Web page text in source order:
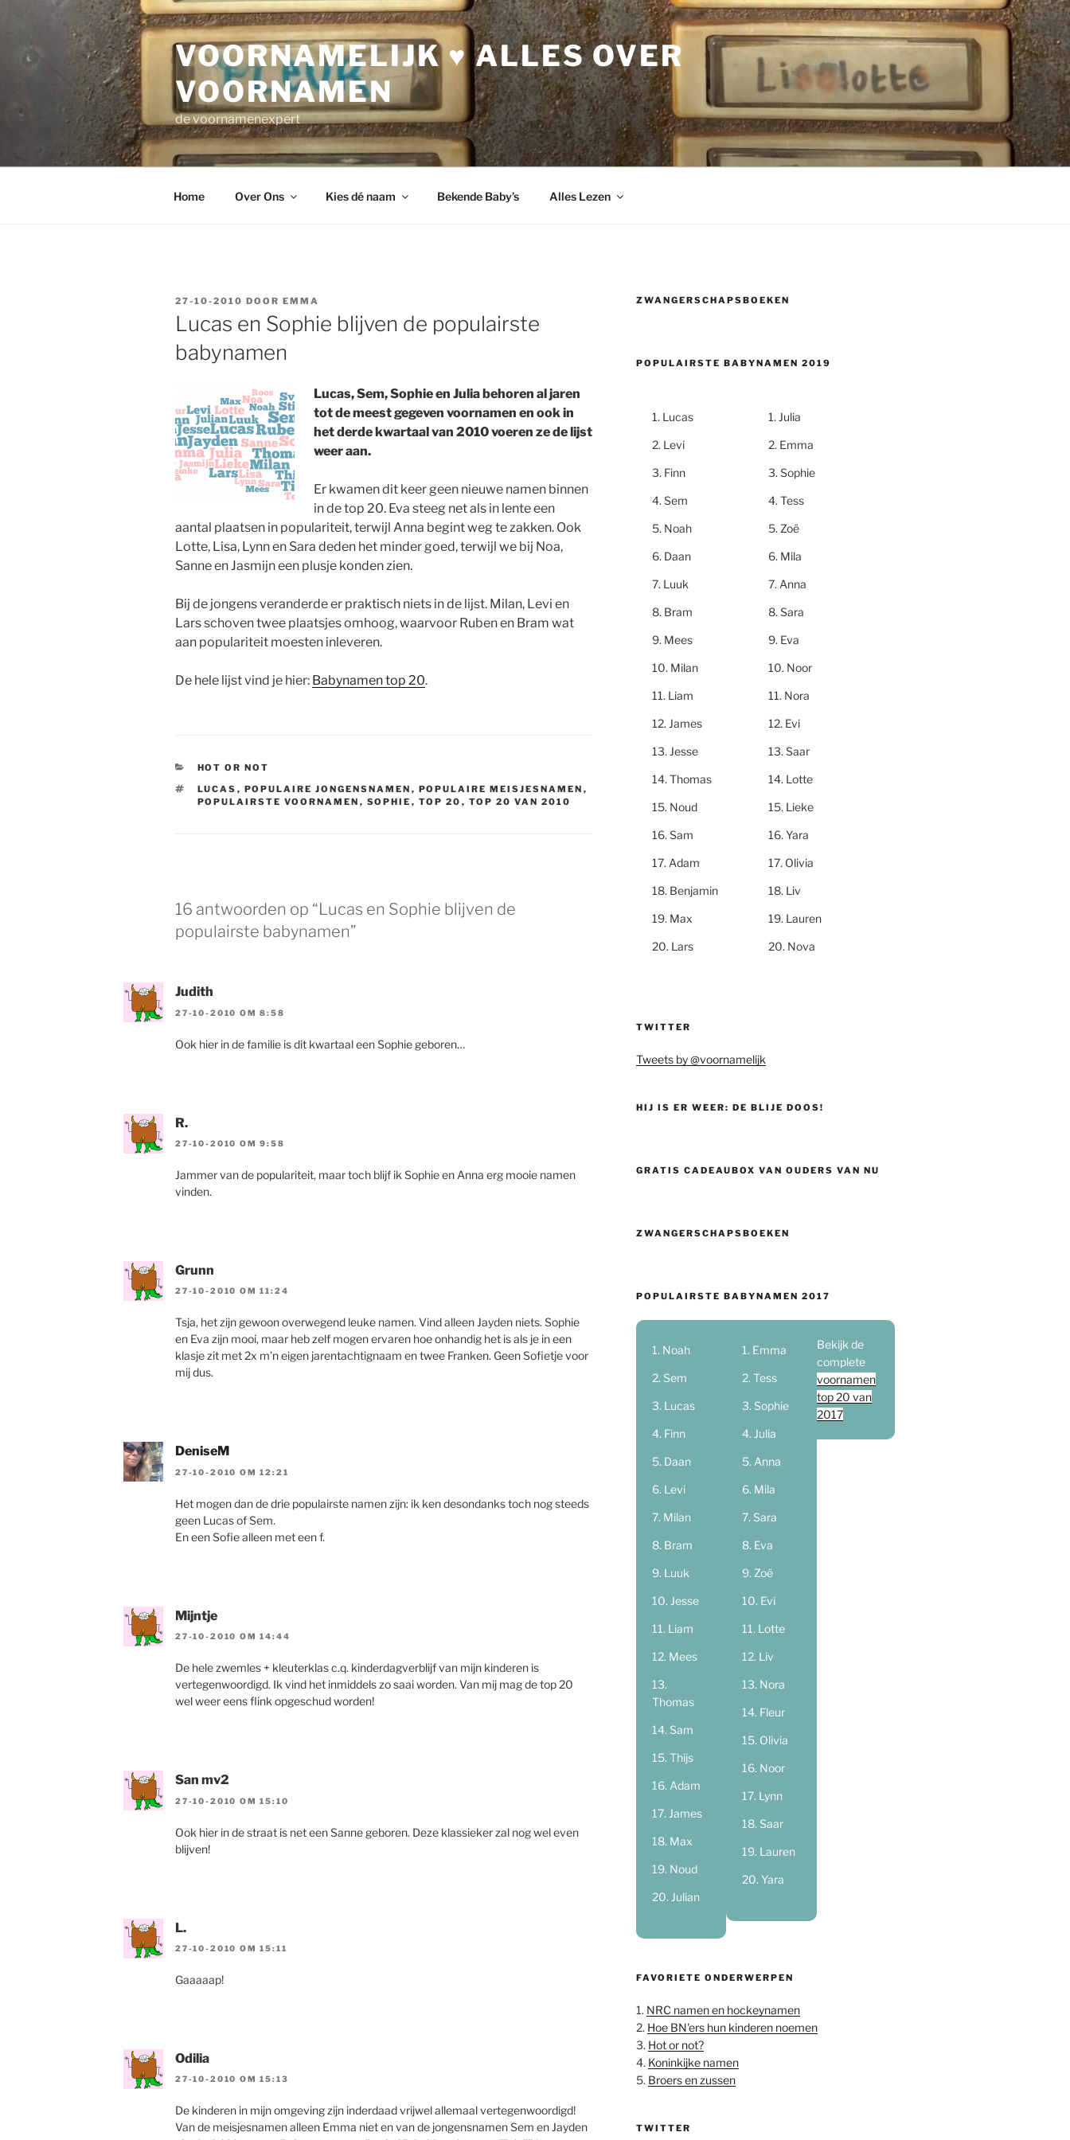
inhoud
VOORNAMELIJK ♥ ALLES OVER
VOORNAMEN
de voornamenexpert
Home Over Ons Kies dé naam Bekende Baby’s Alles Lezen
GEPLAATST
OP
27-10-2010 DOOR EMMA
Lucas en Sophie blijven de populairste
babynamen
Lucas, Sem, Sophie en Julia behoren al jaren
tot de meest gegeven voornamen en ook in
het derde kwartaal van 2010 voeren ze de lijst
weer aan.
Er kwamen dit keer geen nieuwe namen binnen
in de top 20. Eva steeg net als in lente een
aantal plaatsen in populariteit, terwijl Anna begint weg te zakken. Ook
Lotte, Lisa, Lynn en Sara deden het minder goed, terwijl we bij Noa,
Sanne en Jasmijn een plusje konden zien.
Bij de jongens veranderde er praktisch niets in de lijst. Milan, Levi en
Lars schoven twee plaatsjes omhoog, waarvoor Ruben en Bram wat
aan populariteit moesten inleveren.
De hele lijst vind je hier: Babynamen top 20.
CATEGORIEËN
HOT OR NOT
TAGS
LUCAS , POPULAIRE JONGENSNAMEN , POPULAIRE MEISJESNAMEN ,
POPULAIRSTE VOORNAMEN , SOPHIE , TOP 20 , TOP 20 VAN 2010
16 antwoorden op “Lucas en Sophie blijven de
populairste babynamen”
Judith
27-10-2010 OM 8:58
Ook hier in de familie is dit kwartaal een Sophie geboren…
R.
27-10-2010 OM 9:58
Jammer van de populariteit, maar toch blijf ik Sophie en Anna erg mooie namen
vinden.
Grunn
27-10-2010 OM 11:24
Tsja, het zijn gewoon overwegend leuke namen. Vind alleen Jayden niets. Sophie
en Eva zijn mooi, maar heb zelf mogen ervaren hoe onhandig het is als je in een
klasje zit met 2x m’n eigen jarentachtignaam en twee Franken. Geen Sofietje voor
mij dus.
DeniseM
27-10-2010 OM 12:21
Het mogen dan de drie populairste namen zijn: ik ken desondanks toch nog steeds
geen Lucas of Sem.
En een Sofie alleen met een f.
Mijntje
27-10-2010 OM 14:44
De hele zwemles + kleuterklas c.q. kinderdagverblijf van mijn kinderen is
vertegenwoordigd. Ik vind het inmiddels zo saai worden. Van mij mag de top 20
wel weer eens flink opgeschud worden!
San mv2
27-10-2010 OM 15:10
Ook hier in de straat is net een Sanne geboren. Deze klassieker zal nog wel even
blijven!
L.
27-10-2010 OM 15:11
Gaaaaap!
Odilia
27-10-2010 OM 15:13
De kinderen in mijn omgeving zijn inderdaad vrijwel allemaal vertegenwoordigd!
Van de meisjesnamen alleen Emma niet en van de jongensnamen Sem en Jayden
ZWANGERSCHAPSBOEKEN
POPULAIRSTE BABYNAMEN 2019
Lucas
Levi
Finn
Sem
Noah
Daan
Luuk
Bram
Mees
Milan
Liam
James
Jesse
Thomas
Noud
Sam
Adam
Benjamin
Max
Lars
Julia
Emma
Sophie
Tess
Zoë
Mila
Anna
Sara
Eva
Noor
Nora
Evi
Saar
Lotte
Lieke
Yara
Olivia
Liv
Lauren
Nova
TWITTER
Tweets by @voornamelijk
HIJ IS ER WEER: DE BLIJE DOOS!
GRATIS CADEAUBOX VAN OUDERS VAN NU
ZWANGERSCHAPSBOEKEN
POPULAIRSTE BABYNAMEN 2017
Noah
Sem
Lucas
Finn
Daan
Levi
Milan
Bram
Luuk
Jesse
Liam
Mees
Thomas
Sam
Thijs
Adam
James
Max
Noud
Julian
Emma
Tess
Sophie
Julia
Anna
Mila
Sara
Eva
Zoë
Evi
Lotte
Liv
Nora
Fleur
Olivia
Noor
Lynn
Saar
Lauren
Yara
Bekijk de
complete
voornamen
top 20 van
2017
FAVORIETE ONDERWERPEN
1. NRC namen en hockeynamen
2. Hoe BN'ers hun kinderen noemen
3. Hot or not?
4. Koninkijke namen
5. Broers en zussen
TWITTER